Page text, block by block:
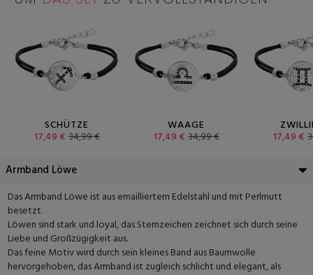
SCHÜTZE
17,49 €34,99 €
WAAGE
17,49 € 34,99 € 17,49 €
Armband Löwe
Das Armband Löwe ist aus emailliertem Edelstahl und mit Perlmutt
besetzt.
Löwen sind stark und loyal, das Sternzeichen zeichnet sich durch seine
Liebe und Großzügigkeit aus.
Das feine Motiv wird durch sein kleines Band aus Baumwolle
hervorgehoben, das Armband ist zugleich schlicht und elegant, als